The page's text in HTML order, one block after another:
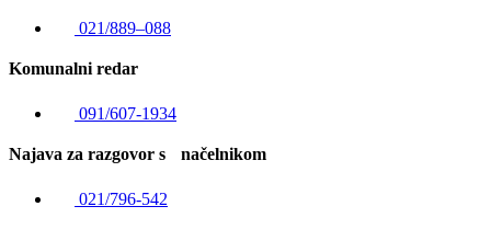
021/889–088
Komunalni redar
091/607-1934
Najava za razgovor s načelnikom
021/796-542